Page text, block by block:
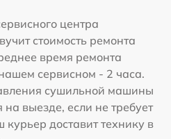
центра
стоимость ремонта
время ремонта
сервисном - 2 часа.
сушильной машины
выезде, если не требует
доставит технику в